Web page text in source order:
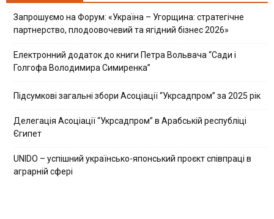
Запрошуємо на Форум: «Україна – Угорщина: стратегічне
партнерство, плодоовочевий та ягідний бізнес 2026»
Електронний додаток до книги Петра Вольвача “Сади і
Голгофа Володимира Симиренка”
Підсумкові загальні збори Асоціації “Укрсадпром” за 2025 рік
Делегація Асоціації “Укрсадпром” в Арабській республіці
Єгипет
UNIDO – успішний українсько-японський проєкт співпраці в
аграрній сфері